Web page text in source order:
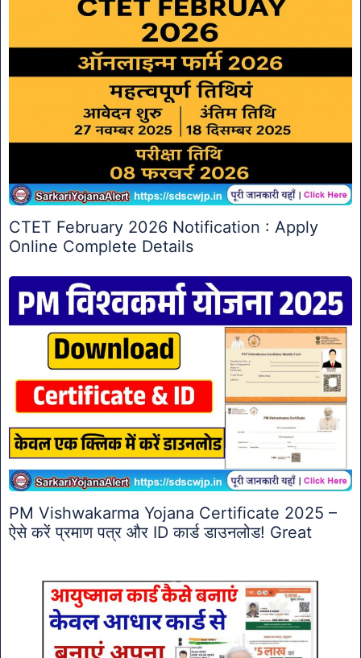
CTET February 2026 Notification : Apply
Online Complete Details
PM Vishwakarma Yojana Certificate 2025 –
ऐसे करें प्रमाण पत्र और ID कार्ड डाउनलोड! Great